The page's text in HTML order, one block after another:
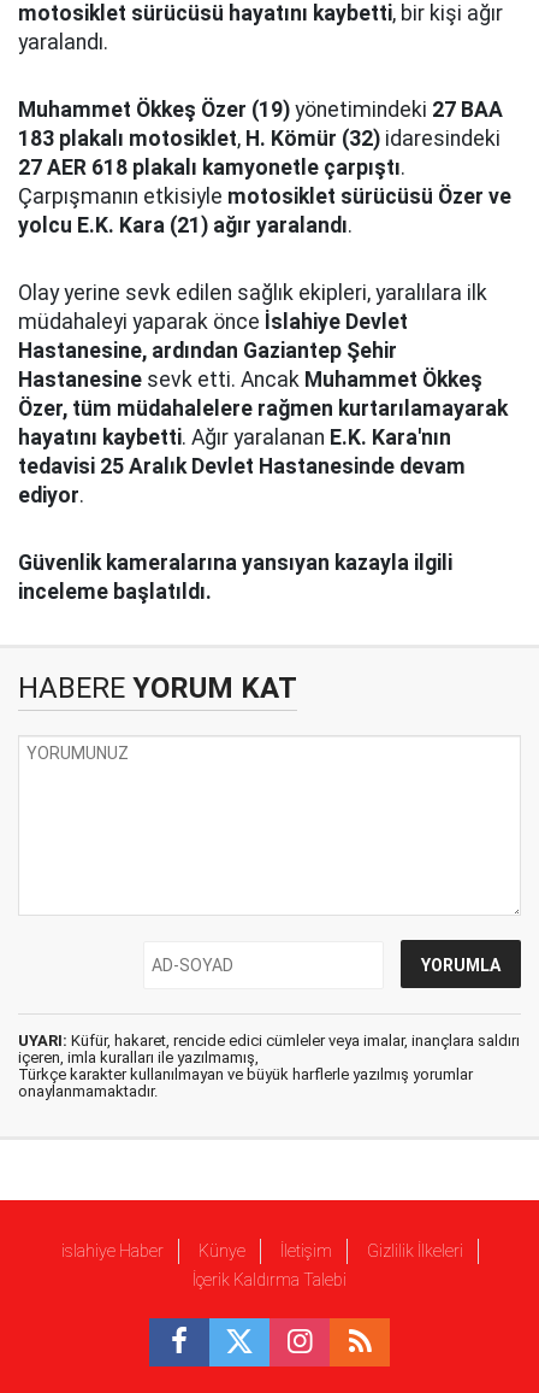
motosiklet sürücüsü hayatını kaybetti, bir kişi ağır
yaralandı.
Muhammet Ökkeş Özer (19) yönetimindeki 27 BAA
183 plakalı motosiklet, H. Kömür (32) idaresindeki
27 AER 618 plakalı kamyonetle çarpıştı.
Çarpışmanın etkisiyle motosiklet sürücüsü Özer ve
yolcu E.K. Kara (21) ağır yaralandı.
Olay yerine sevk edilen sağlık ekipleri, yaralılara ilk
müdahaleyi yaparak önce İslahiye Devlet
Hastanesine, ardından Gaziantep Şehir
Hastanesine sevk etti. Ancak Muhammet Ökkeş
Özer, tüm müdahalelere rağmen kurtarılamayarak
hayatını kaybetti. Ağır yaralanan E.K. Kara'nın
tedavisi 25 Aralık Devlet Hastanesinde devam
ediyor.
Güvenlik kameralarına yansıyan kazayla ilgili
inceleme başlatıldı.
HABERE YORUM KAT
UYARI: Küfür, hakaret, rencide edici cümleler veya imalar, inançlara saldırı
içeren, imla kuralları ile yazılmamış,
Türkçe karakter kullanılmayan ve büyük harflerle yazılmış yorumlar
onaylanmamaktadır.
islahiye Haber Künye İletişim
Gizlilik İlkeleri
İçerik Kaldırma Talebi